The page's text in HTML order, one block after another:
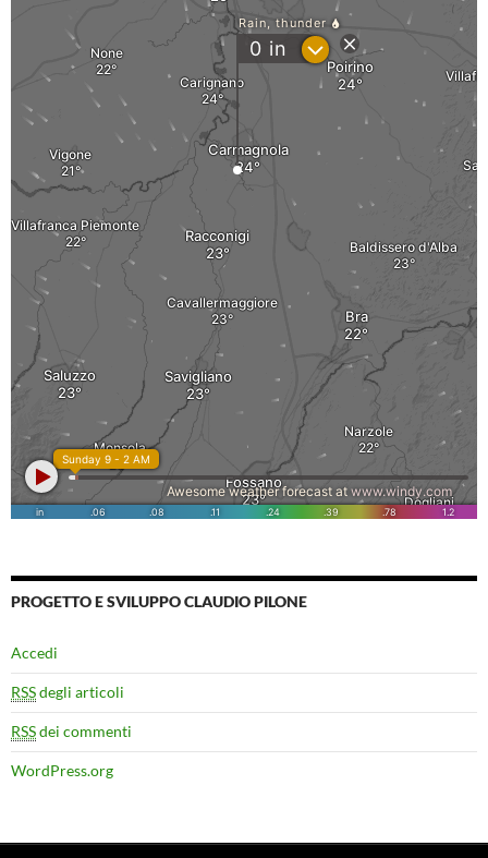
PROGETTO E SVILUPPO CLAUDIO PILONE
Accedi
RSSdegli articoli
RSSdei commenti
WordPress.org